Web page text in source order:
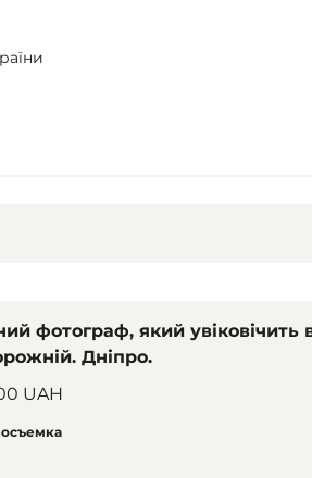
фотограф, який
Дніпро.
UAH